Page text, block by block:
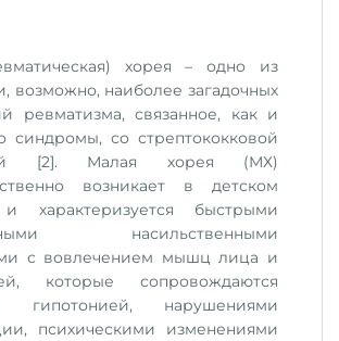
хорея – одно из
возможно, наиболее загадочных
ревматизма, связанное, как и
синдромы, со стрептококковой
[2]. Малая хорея (МХ)
возникает в детском
и характеризуется быстрыми
насильственными
с вовлечением мышц лица и
которые сопровождаются
гипотонией, нарушениями
психическими изменениями